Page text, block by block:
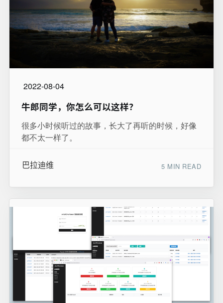
2022-08-04
牛郎同学，你怎么可以这样？
很多小时候听过的故事，长大了再听的时候，好像
都不太一样了。
巴拉迪维 5 MIN READ